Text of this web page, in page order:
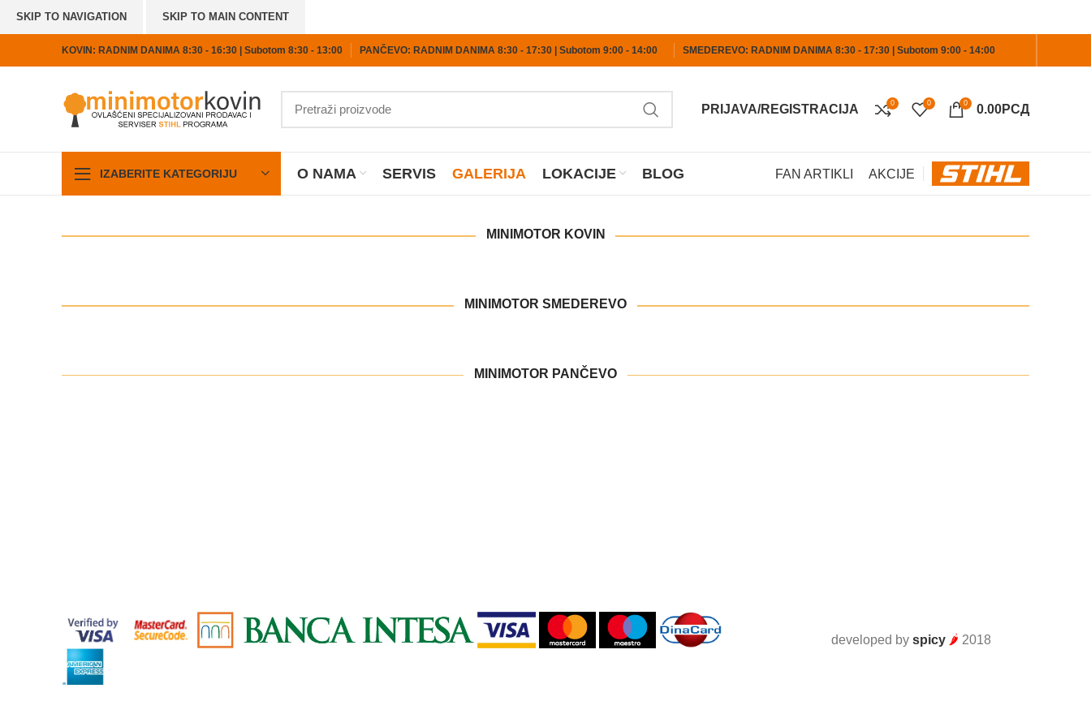
SKIP TO NAVIGATION SKIP TO MAIN CONTENT
KOVIN: RADNIM DANIMA 8:30 - 16:30 | Subotom 8:30 - 13:00 PANČEVO: RADNIM DANIMA 8:30 - 17:30 | Subotom 9:00 - 14:00 SMEDEREVO: RADNIM DANIMA 8:30 - 17:30 | Subotom 9:00 - 14:00
PRIJAVA/REGISTRACIJA 0 0 0 0.00РСД
IZABERITE KATEGORIJU O NAMA SERVIS GALERIJA LOKACIJE BLOG FAN ARTIKLI AKCIJE
MINIMOTOR KOVIN
MINIMOTOR SMEDEREVO
MINIMOTOR PANČEVO
developed by spicy 🌶 2018